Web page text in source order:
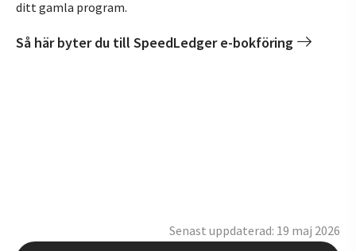
ditt gamla program.
Så här byter du till SpeedLedger e-bokföring
Senast uppdaterad: 19 maj 2026